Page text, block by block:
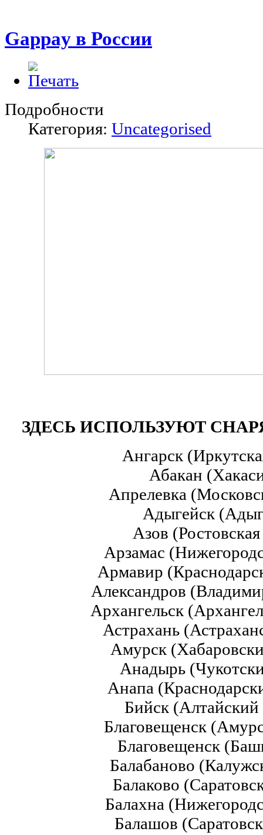
Gappay в России
Подробности
Категория: Uncategorised
ЗДЕСЬ ИСПОЛЬЗУЮТ
Ангарск
Абакан
Апрелевка
Адыгейск
Азов
Арзамас
Армавир
Александров
Архангельск
Астрахань
Амурск
Анадырь
Анапа
Бийск (Алтайский
Благовещенск
Благовещенск
Балабаново
Балаково
Балахна
Балашов